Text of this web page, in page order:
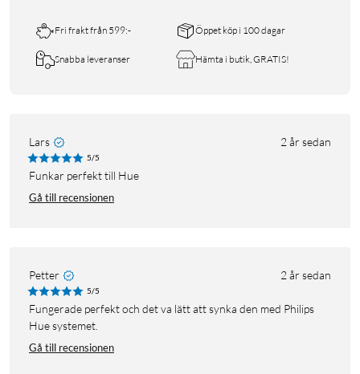
Fri frakt från 599:- Öppet köp i 100 dagar
Snabba leveranser Hämta i butik, GRATIS!
Lars 2 år sedan
5/5
Funkar perfekt till Hue
Gå till recensionen
Petter 2 år sedan
5/5
Fungerade perfekt och det va lätt att synka den med Philips
Hue systemet.
Gå till recensionen